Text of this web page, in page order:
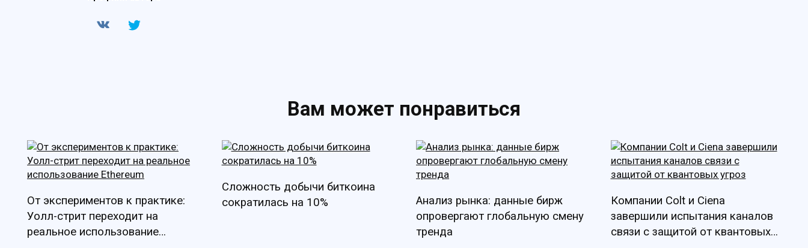
Вам может понравиться
От экспериментов к практике:
Уолл-стрит переходит на
реальное использование
Сложность добычи биткоина
сократилась на 10%
Анализ рынка: данные бирж
опровергают глобальную смену
тренда
Компании Colt и Ciena
завершили испытания каналов
связи с защитой от квантовых